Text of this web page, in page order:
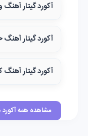
آکورد گیتار آهنگ
آکورد گیتار آهنگ
آکورد گیتار آهنگ
مشاهده همه آکورد